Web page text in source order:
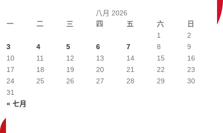
八月 2026
一
二 三 四 五 六 日
« 七月
1
2
3
4 5 6 7 8
9
10
11 12 13 14 15
16
17
18 19 20 21 22
23
24
25 26 27 28 29
30
31